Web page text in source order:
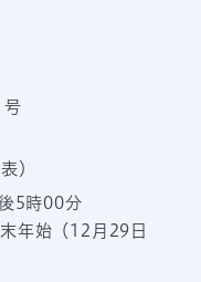
号
）
後5時00分
年始（12月29日